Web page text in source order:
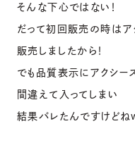
そんな下心ではない！
だって初回販売の時は
販売しましたから！
でも品質表示にアクシー
間違えて入ってしまい
結果バレたんですけどね